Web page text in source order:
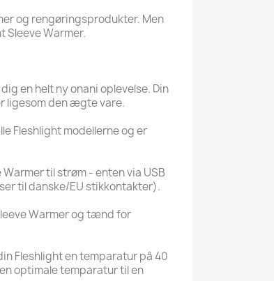
og rengøringsprodukter. Men
Sleeve Warmer.
en helt ny onani oplevelse. Din
ligesom den ægte vare.
Fleshlight modellerne og er
til strøm - enten via USB
til danske/EU stikkontakter).
Warmer og tænd for
Fleshlight en temparatur på 40
optimale temparatur til en